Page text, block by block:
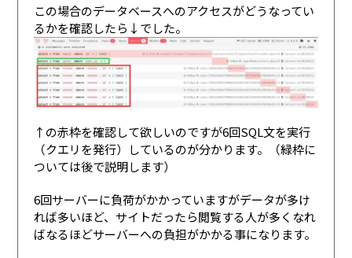
この場合のデータベースへのアクセスがどうなってい
るかを確認したら↓でした。
↑の赤枠を確認して欲しいのですが6回SQL文を実行
（クエリを発行）しているのが分かります。（緑枠に
ついては後で説明します）
6回サーバーに負荷がかかっていますがデータが多け
れば多いほど、サイトだったら閲覧する人が多くなれ
ばなるほどサーバーへの負担がかかる事になります。